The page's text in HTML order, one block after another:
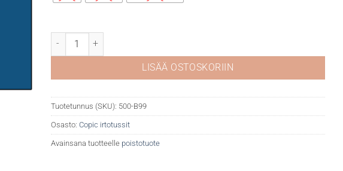
Copic B99 Agate määrä
LISÄÄ OSTOSKORIIN
Tuotetunnus (SKU): 500-B99
Osasto: Copic irtotussit
Avainsana tuotteelle poistotuote